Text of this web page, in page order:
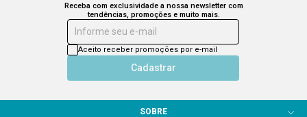
Receba com exclusividade a nossa newsletter com
tendências, promoções e muito mais.
Informe seu e-mail
Cadastrar
Aceito receber promoções por e-mail
SOBRE